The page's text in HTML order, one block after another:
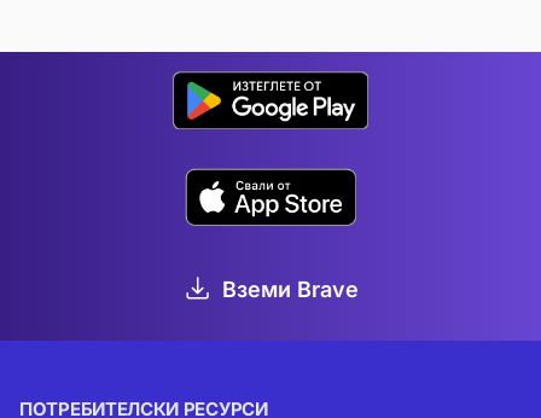
Вземи Brave
ПОТРЕБИТЕЛСКИ РЕСУРСИ